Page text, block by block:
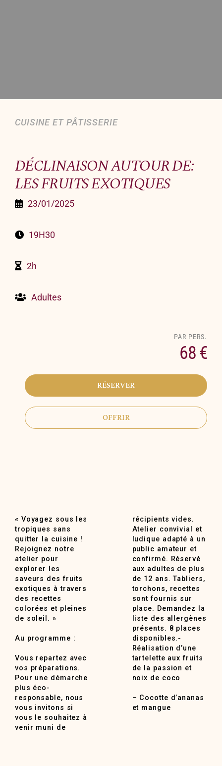
CUISINE ET PÂTISSERIE
DÉCLINAISON AUTOUR DE:
LES FRUITS EXOTIQUES
23/01/2025
19H30
2h
Adultes
68 €
RÉSERVER
OFFRIR
« Voyagez sous les
tropiques sans
quitter la cuisine !
Rejoignez notre
atelier pour
explorer les
saveurs des fruits
exotiques à travers
des recettes
colorées et pleines
de soleil. »
Au programme :
Vous repartez avec
vos préparations.
Pour une démarche
plus éco-
responsable, nous
vous invitons si
vous le souhaitez à
venir muni de
récipients vides.
Atelier convivial et
ludique adapté à un
public amateur et
confirmé. Réservé
aux adultes de plus
de 12 ans. Tabliers,
torchons, recettes
sont fournis sur
place. Demandez la
liste des allergènes
présents. 8 places
disponibles.-
Réalisation d’une
tartelette aux fruits
de la passion et
noix de coco
– Cocotte d’ananas
et mangue